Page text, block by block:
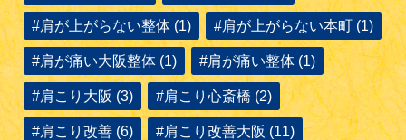
#肩が上がらない整体 (1) #肩が上がらない本町 (1)
#肩が痛い大阪整体 (1) #肩が痛い整体 (1)
#肩こり大阪 (3) #肩こり心斎橋 (2)
#肩こり改善 (6) #肩こり改善大阪 (11)